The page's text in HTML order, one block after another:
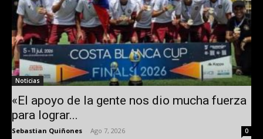
Noticias
«El apoyo de la gente nos dio mucha fuerza
para lograr...
Sebastian Quiñones Ago 7, 2026 0